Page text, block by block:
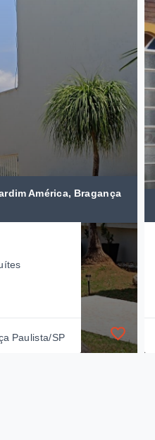
América, Bragança
Paulista/SP